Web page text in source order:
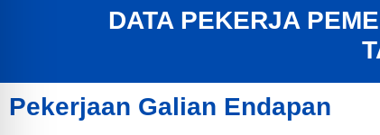
DATA PEKERJA
Pekerjaan Galian Endapan